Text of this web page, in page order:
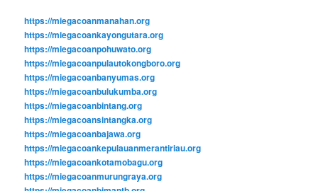
https://miegacoanmanahan.org
https://miegacoankayongutara.org
https://miegacoanpohuwato.org
https://miegacoanpulautokongboro.org
https://miegacoanbanyumas.org
https://miegacoanbulukumba.org
https://miegacoanbintang.org
https://miegacoansintangka.org
https://miegacoanbajawa.org
https://miegacoankepulauanmerantiriau.org
https://miegacoankotamobagu.org
https://miegacoanmurungraya.org